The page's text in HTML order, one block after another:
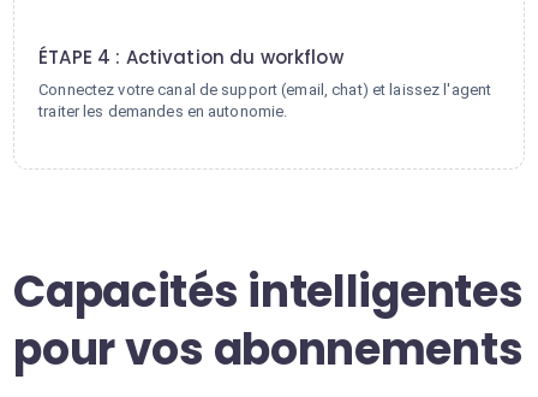
ÉTAPE 4 : Activation du workflow
Connectez votre canal de support (email, chat) et laissez l'agent
traiter les demandes en autonomie.
Capacités intelligentes
pour vos abonnements